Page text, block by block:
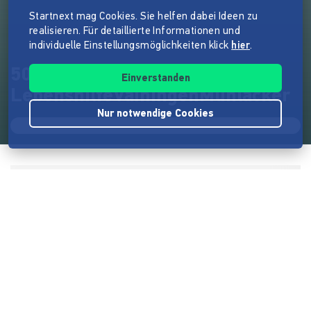
50MeterKunstwand der
LebenshilfeVaihingenMühlacker
Startnext mag Cookies. Sie helfen dabei Ideen zu
realisieren. Für detaillierte Informationen und
individuelle Einstellungsmöglichkeiten klick hier.
Einverstanden
Nur notwendige Cookies